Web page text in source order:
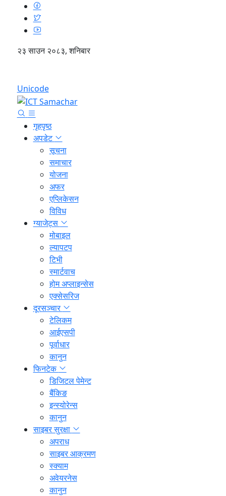
२३ साउन २०८३, शनिबार
Unicode
गृहपृष्ठ
अपडेट
सूचना
समाचार
योजना
अफर
एप्लिकेसन
विविध
ग्याजेट्स
मोबाइल
ल्यापटप
टिभी
स्मार्टवाच
होम अप्लाइन्सेस
एक्सेसरिज
दूरसञ्चार
टेलिकम
आईएसपी
पूर्वाधार
कानुन
फिनटेक
डिजिटल पेमेन्ट
बैंकिङ
इन्स्योरेन्स
कानुन
साइबर सुरक्षा
अपराध
साइबर आक्रमण
स्क्याम
अवेयरनेस
कानुन